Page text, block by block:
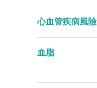
心血管疾病風險
血脂